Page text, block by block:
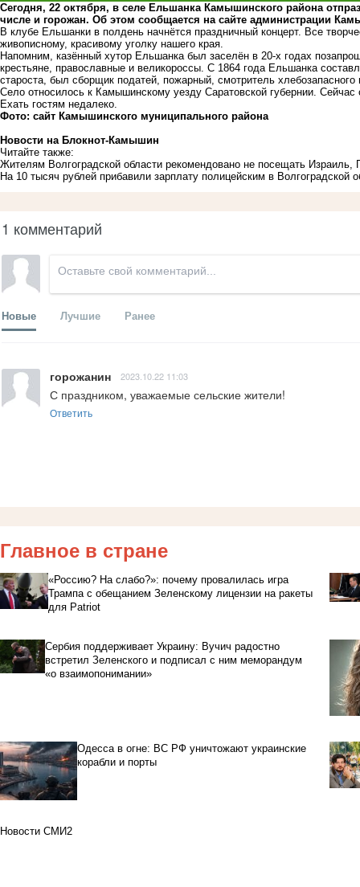
Сегодня, 22 октября, в селе Ельшанка Камышинского района
числе и горожан. Об этом сообщается на сайте администрации
В клубе Ельшанки в полдень начнётся праздничный концерт. Все
живописному, красивому уголку нашего края.
Напомним, казённый хутор Ельшанка был заселён в 20-х годах
крестьяне, православные и великороссы. С 1864 года Ельшанка
староста, был сборщик податей, пожарный, смотритель хлебозапасного
Село относилось к Камышинскому уезду Саратовской губернии.
Ехать гостям недалеко.
Фото: сайт Камышинского муниципального района
Новости на Блoкнoт-Камышин
Читайте также:
Жителям Волгоградской области рекомендовано не посещать Израиль,
На 10 тысяч рублей прибавили зарплату полицейским в Волгоградской
1 комментарий
Новые Лучшие Ранее
горожанин 2023.10.22 11:03
С праздником, уважаемые сельские жители!
Ответить
Главное в стране
«Россию? На слабо?»: почему провалилась игра
Трампа с обещанием Зеленскому лицензии на ракеты
для Patriot
Сербия поддерживает Украину: Вучич радостно
встретил Зеленского и подписал с ним меморандум
«о взаимопонимании»
Одесса в огне: ВС РФ уничтожают украинские
корабли и порты
Новости СМИ2